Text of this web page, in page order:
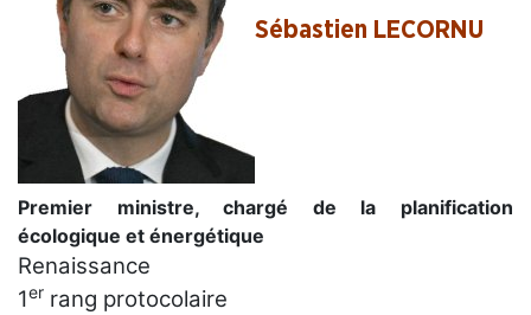
Sébastien LECORNU
Premier ministre, chargé de la planification
écologique et énergétique
Renaissance
1er rang protocolaire